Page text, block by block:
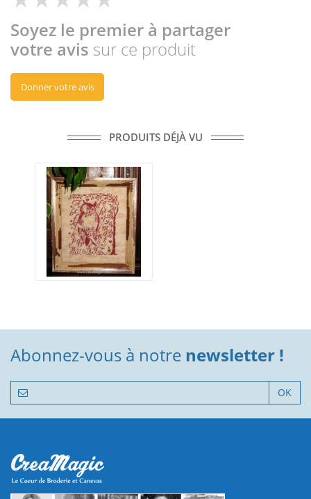
Soyez le premier à partager
votre avis sur ce produit
Donner votre avis
PRODUITS DÉJÀ VU
Abonnez-vous à notre newsletter !
OK